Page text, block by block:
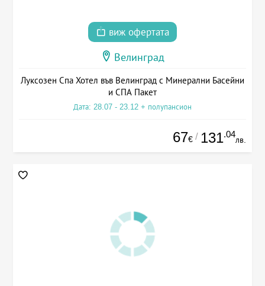
виж офертата
Велинград
Луксозен Спа Хотел във Велинград с Минерални Басейни
и СПА Пакет
Дата: 28.07 - 23.12 + полупансион
67€ / 131.04
лв.